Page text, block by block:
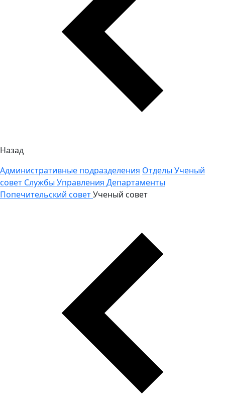
Назад
Административные подразделения Отделы Ученый
совет Службы Управления Департаменты
Попечительский советУченый совет